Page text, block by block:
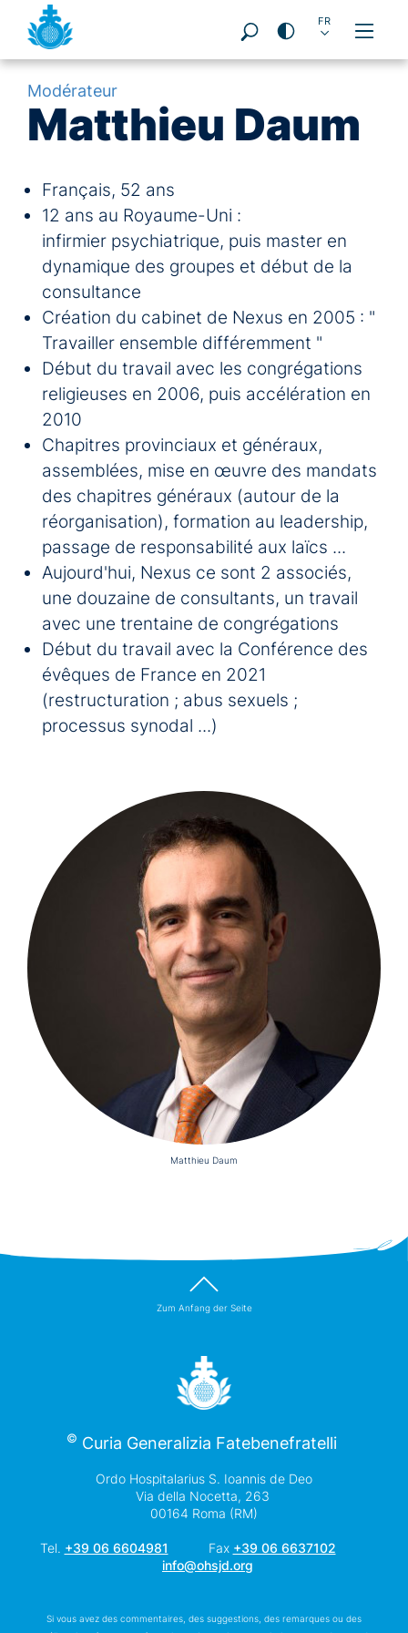
Pages:
DE
EN
ES
FR
Modérateur
Matthieu Daum
Français, 52 ans
12 ans au Royaume-Uni :
infirmier psychiatrique, puis master en
dynamique des groupes et début de la
consultance
Création du cabinet de Nexus en 2005 : "
Travailler ensemble différemment "
Début du travail avec les congrégations
religieuses en 2006, puis accélération en
2010
Chapitres provinciaux et généraux,
assemblées, mise en œuvre des mandats
des chapitres généraux (autour de la
réorganisation), formation au leadership,
passage de responsabilité aux laïcs ...
Aujourd'hui, Nexus ce sont 2 associés,
une douzaine de consultants, un travail
avec une trentaine de congrégations
Début du travail avec la Conférence des
évêques de France en 2021
(restructuration ; abus sexuels ;
processus synodal ...)
Matthieu Daum
Zum Anfang der Seite
© Curia Generalizia Fatebenefratelli
Ordo Hospitalarius S. Ioannis de Deo
Via della Nocetta, 263
00164 Roma (RM)
Tel. +39 06 6604981 Fax +39 06 6637102
info@ohsjd.org
Si vous avez des commentaires, des suggestions, des remarques ou des